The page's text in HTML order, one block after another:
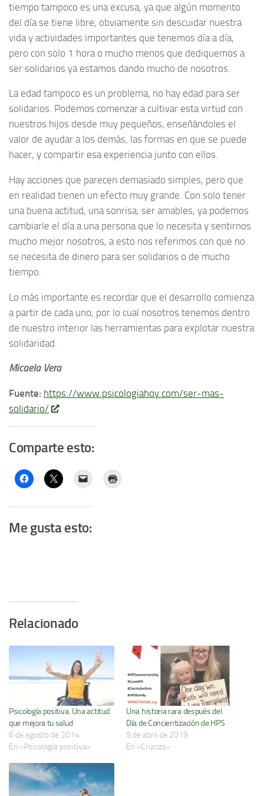
tiempo tampoco es una excusa, ya que algún momento
del día se tiene libre, obviamente sin descuidar nuestra
vida y actividades importantes que tenemos día a día,
pero con solo 1 hora o mucho menos que dediquemos a
ser solidarios ya estamos dando mucho de nosotros.
La edad tampoco es un problema, no hay edad para ser
solidarios. Podemos comenzar a cultivar esta virtud con
nuestros hijos desde muy pequeños, enseñándoles el
valor de ayudar a los demás, las formas en que se puede
hacer, y compartir esa experiencia junto con ellos.
Hay acciones que parecen demasiado simples, pero que
en realidad tienen un efecto muy grande. Con solo tener
una buena actitud, una sonrisa, ser amables, ya podemos
cambiarle el día a una persona que lo necesita y sentirnos
mucho mejor nosotros, a esto nos referimos con que no
se necesita de dinero para ser solidarios o de mucho
tiempo.
Lo más importante es recordar que el desarrollo comienza
a partir de cada uno, por lo cual nosotros tenemos dentro
de nuestro interior las herramientas para explotar nuestra
solidaridad.
Micaela Vera
Fuente: https://www.psicologiahoy.com/ser-mas-
solidario/
Comparte esto:
Me gusta esto:
Relacionado
Psicología positiva. Una actitud
que mejora tu salud
6 de agosto de 2014
En «Psicología positiva»
Una historia rara después del
Día de Concientización de HPS
9 de abril de 2019
En «Crianza»